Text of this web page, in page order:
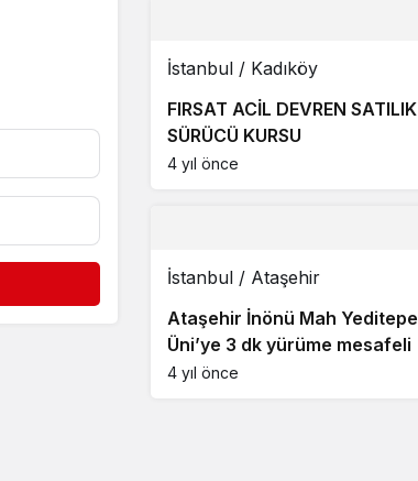
İstanbul / Kadıköy
FIRSAT ACİL DEVREN SATILIK
SÜRÜCÜ KURSU
4 yıl önce
İstanbul / Ataşehir
Ataşehir İnönü Mah Yeditepe
Üni’ye 3 dk yürüme mesafeli
4 yıl önce